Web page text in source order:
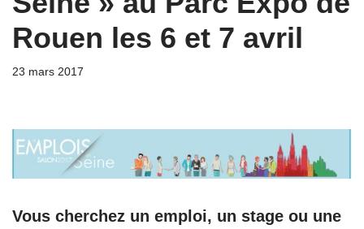
Rouen les 6 et 7 avril
23 mars 2017
Vous cherchez un emploi, un stage ou une